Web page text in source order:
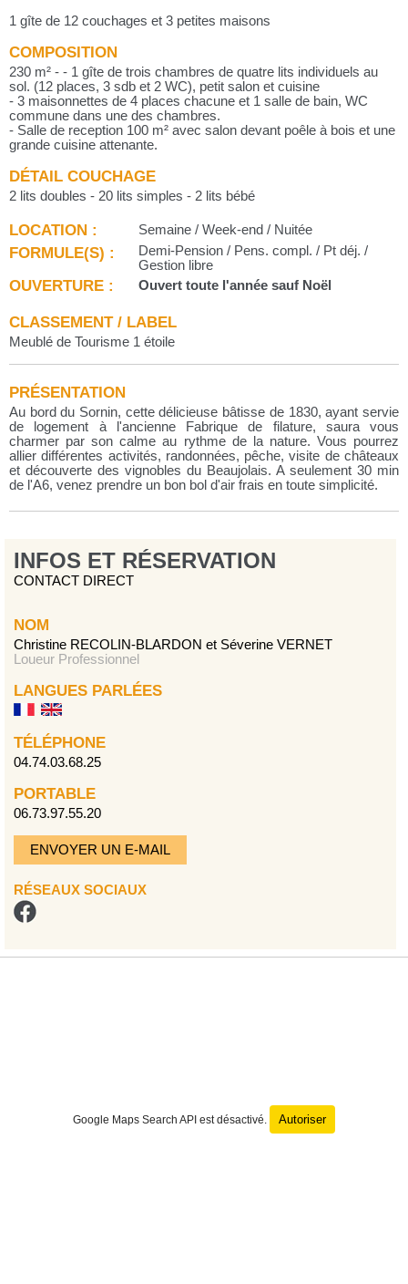
1 gîte de 12 couchages et 3 petites maisons
COMPOSITION
230 m² - - 1 gîte de trois chambres de quatre lits individuels au
sol. (12 places, 3 sdb et 2 WC), petit salon et cuisine
- 3 maisonnettes de 4 places chacune et 1 salle de bain, WC
commune dans une des chambres.
- Salle de reception 100 m² avec salon devant poêle à bois et une
grande cuisine attenante.
DÉTAIL COUCHAGE
2 lits doubles - 20 lits simples - 2 lits bébé
LOCATION : Semaine / Week-end / Nuitée
FORMULE(S) :
Demi-Pension / Pens. compl. / Pt déj. /
Gestion libre
OUVERTURE : Ouvert toute l'année sauf Noël
CLASSEMENT / LABEL
Meublé de Tourisme 1 étoile
PRÉSENTATION
Au bord du Sornin, cette délicieuse bâtisse de 1830, ayant servie
de logement à l'ancienne Fabrique de filature, saura vous
charmer par son calme au rythme de la nature. Vous pourrez
allier différentes activités, randonnées, pêche, visite de châteaux
et découverte des vignobles du Beaujolais. A seulement 30 min
de l'A6, venez prendre un bon bol d'air frais en toute simplicité.
INFOS ET RÉSERVATION
CONTACT DIRECT
NOM
Christine RECOLIN-BLARDON et Séverine VERNET
Loueur Professionnel
LANGUES PARLÉES
TÉLÉPHONE
04.74.03.68.25
PORTABLE
06.73.97.55.20
ENVOYER UN E-MAIL
RÉSEAUX SOCIAUX
Google Maps Search API est désactivé. Autoriser